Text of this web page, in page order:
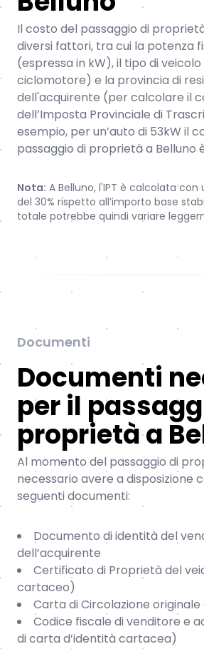
Il costo del passaggio di
diversi fattori, tra cui la potenza
(espressa in kW), il tipo di
ciclomotore) e la provincia di
dell'acquirente (per calcolare il
dell’Imposta Provinciale di
esempio, per un’auto di 53kW il
passaggio di proprietà a Belluno
Nota: A Belluno, l'IPT è calcolata
del 30% rispetto all’importo base
totale potrebbe quindi variare
Documenti
Documenti
per il
proprietà a
Al momento del passaggio di
necessario avere a disposizione
seguenti documenti:
Documento di identità del
dell’acquirente
Certificato di Proprietà del
cartaceo)
Carta di Circolazione originale
Codice fiscale di venditore e
di carta d’identità cartacea)